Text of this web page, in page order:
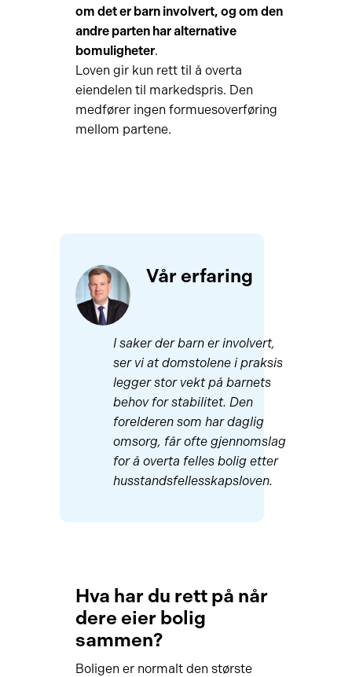
om det er barn involvert, og om den
andre parten har alternative
bomuligheter.
Loven gir kun rett til å overta
eiendelen til markedspris. Den
medfører ingen formuesoverføring
mellom partene.
Vår erfaring
I saker der barn er involvert,
ser vi at domstolene i praksis
legger stor vekt på barnets
behov for stabilitet. Den
forelderen som har daglig
omsorg, får ofte gjennomslag
for å overta felles bolig etter
husstandsfellesskapsloven.
Hva har du rett på når
dere eier bolig
sammen?
Boligen er normalt den største